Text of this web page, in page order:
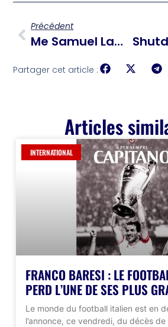
Précédent
Me Samuel Lamour, Nouveau Bâtonnier Du Cap-Haïtien
Partager cet article :
Articles
INTERNATIONAL
FRANCO BARESI : LE
PERD L’UNE DE SES PLUS
Le monde du football italien est en
l’annonce, ce vendredi, du décès de